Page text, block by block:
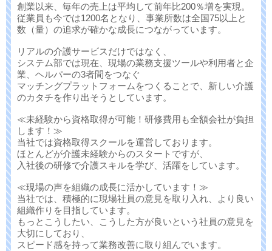
創業以来、毎年の売上は平均して前年比200％増を実現。
従業員も今では1200名となり、事業所数は全国75以上と
数（量）の追求が確かな成長につながっています。
リアルの介護サービスだけではなく、
システム部では現在、現場の業務支援ツールや利用者と企
業、ヘルパーの3者間をつなぐ
マッチングプラットフォームをつくることで、新しい介護
のカタチを作り出そうとしています。
≪未経験から資格取得が可能！研修費用も全額会社が負担
します！≫
当社では資格取得スクールを運営しております。
ほとんどが介護未経験からのスタートですが、
入社後の研修で介護スキルを学び、活躍をしています。
≪現場の声を組織の成長に活かしています！≫
当社では、積極的に現場社員の意見を取り入れ、より良い
組織作りを目指しています。
もっとこうしたい、こうした方が良いという社員の意見を
大切にしており、
スピード感を持って業務改善に取り組んでいます。